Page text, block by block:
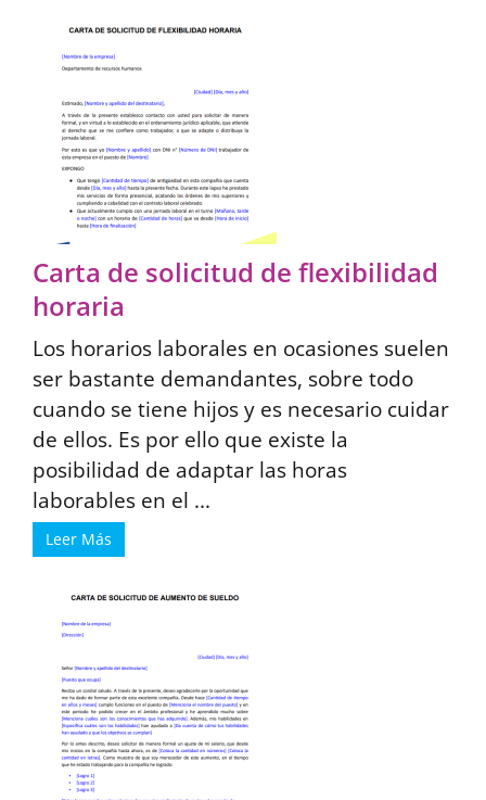
Carta de solicitud de flexibilidad
horaria
Los horarios laborales en ocasiones suelen
ser bastante demandantes, sobre todo
cuando se tiene hijos y es necesario cuidar
de ellos. Es por ello que existe la
posibilidad de adaptar las horas
laborables en el ...
Leer Más